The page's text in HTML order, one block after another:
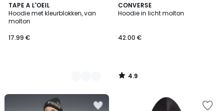
TAPE A L'OEIL
Hoodie met kleurblokken, van
molton
17.99 €
2
Kleuren
CONVERSE
Hoodie in licht molton
42.00 €
4.9
/ 5
4.9
/